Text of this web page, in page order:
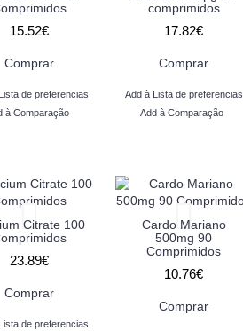
15.52€
Comprar
de preferencias
à Comparação
comprimidos
17.82€
Comprar
Add à Lista de preferencias
Add à Comparação
Citrate 100
23.89€
Comprar
de preferencias
Cardo Mariano
500mg 90
Comprimidos
10.76€
Comprar